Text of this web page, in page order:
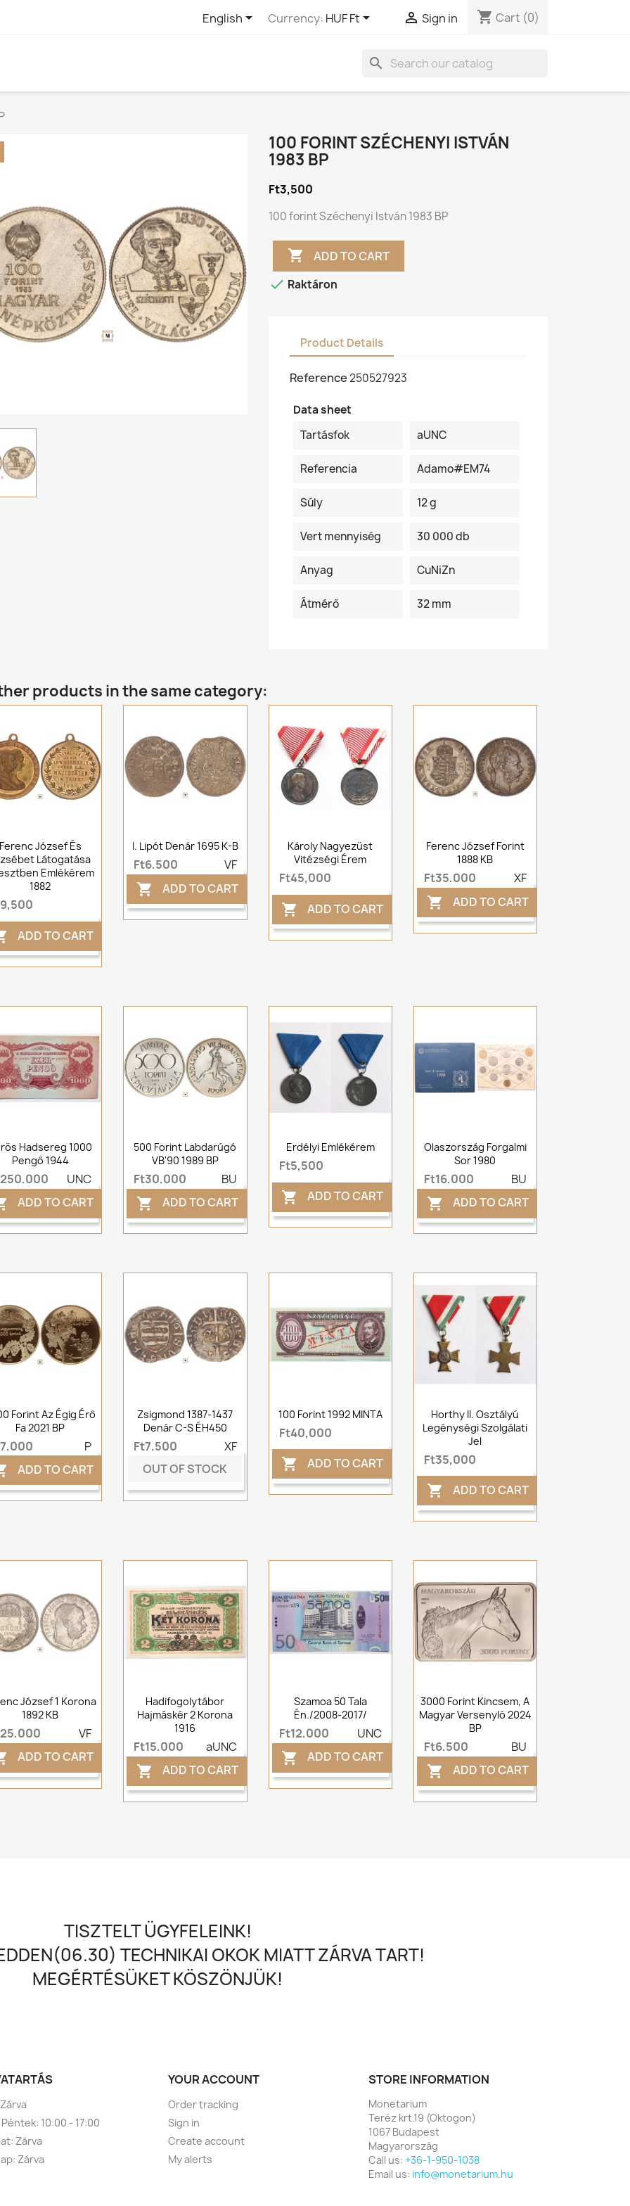
English Currency: HUF Ft  Sign in shopping_cart Cart (0)
search
100 FORINT SZÉCHENYI ISTVÁN
1983 BP
Ft3,500
100 forint Széchenyi István 1983 BP
 ADD TO CART
 Raktáron
Product Details
Reference250527923
Data sheet
Tartásfok
aUNC
Referencia Adamo#EM74
Súly 12 g
Vert mennyiség 30 000 db
Anyag CuNiZn
Átmérő 32 mm
products in the same category:
József És
Látogatása
Emlékérem
1882
ADD TO CART
I. Lipót Denár 1695 K-B
Ft6,500 VF
 ADD TO CART
Károly Nagyezüst
Vitézségi Érem
Ft45,000
 ADD TO CART
Ferenc József Forint
1888 KB
Ft35,000 XF
 ADD TO CART
Hadsereg 1000
Pengő 1944
UNC
ADD TO CART
500 Forint Labdarúgó
VB'90 1989 BP
Ft30,000 BU
 ADD TO CART
Erdélyi Emlékérem
Ft5,500
 ADD TO CART
Olaszország Forgalmi
Sor 1980
Ft16,000 BU
 ADD TO CART
Forint Az Égig Érő
Fa 2021 BP
P
ADD TO CART
Zsigmond 1387-1437
Denár C-S ÉH450
Ft7,500
XF
OUT OF STOCK
100 Forint 1992 MINTA
Ft40,000
 ADD TO CART
Horthy II. Osztályú
Legénységi Szolgálati
Jel
Ft35,000
 ADD TO CART
József 1 Korona
1892 KB
VF
ADD TO CART
Hadifogolytábor
Hajmáskér 2 Korona
1916
Ft15,000 aUNC
 ADD TO CART
Szamoa 50 Tala
Én./2008-2017/
Ft12,000 UNC
 ADD TO CART
3000 Forint Kincsem, A
Magyar Versenyló 2024
BP
Ft6,500 BU
 ADD TO CART
TISZTELT ÜGYFELEINK!
TECHNIKAI OKOK MIATT ZÁRVA TART!
MEGÉRTÉSÜKET KÖSZÖNJÜK!
10:00 - 17:00
Zárva
Zárva
YOUR ACCOUNT
Order tracking
Sign in
Create account
My alerts
STORE INFORMATION
Monetarium
Teréz krt.19 (Oktogon)
1067 Budapest
Magyarország
Call us: +36-1-950-1038
Email us: info@monetarium.hu